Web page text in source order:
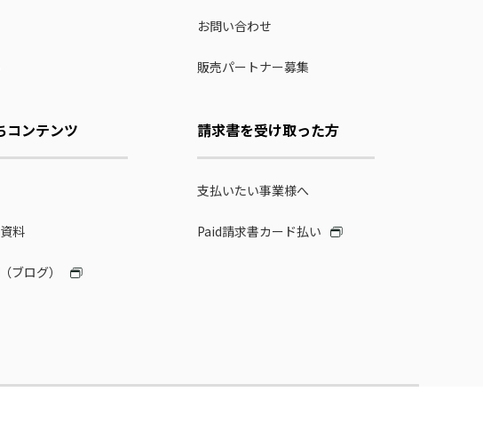
コンテンツ
料
ブログ）
お問い合わせ
販売パートナー募集
請求書を受け取った方
支払いたい事業様へ
Paid請求書カード払い